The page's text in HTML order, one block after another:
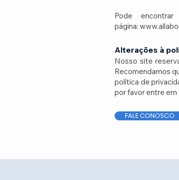
Pode
página:
Alterações à
Nosso site
Recomendamos
política de
por favor entre
FALE CONOSCO